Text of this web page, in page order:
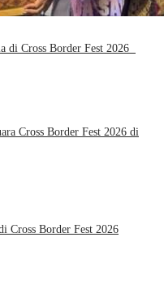
di Cross Border Fest 2026
Cross Border Fest 2026 di
Cross Border Fest 2026